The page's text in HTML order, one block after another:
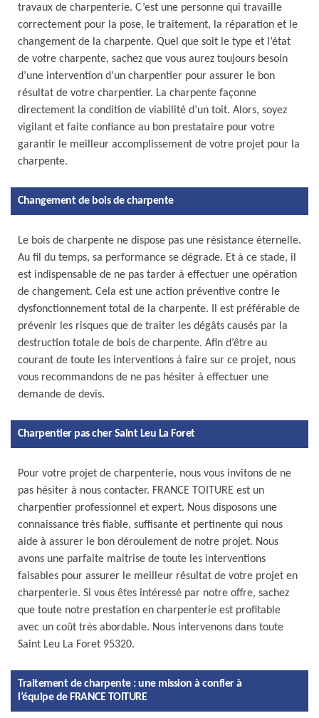
travaux de charpenterie. C’est une personne qui travaille
correctement pour la pose, le traitement, la réparation et le
changement de la charpente. Quel que soit le type et l’état
de votre charpente, sachez que vous aurez toujours besoin
d’une intervention d’un charpentier pour assurer le bon
résultat de votre charpentier. La charpente façonne
directement la condition de viabilité d’un toit. Alors, soyez
vigilant et faite confiance au bon prestataire pour votre
garantir le meilleur accomplissement de votre projet pour la
charpente.
Changement de bois de charpente
Le bois de charpente ne dispose pas une résistance éternelle.
Au fil du temps, sa performance se dégrade. Et à ce stade, il
est indispensable de ne pas tarder à effectuer une opération
de changement. Cela est une action préventive contre le
dysfonctionnement total de la charpente. Il est préférable de
prévenir les risques que de traiter les dégâts causés par la
destruction totale de bois de charpente. Afin d’être au
courant de toute les interventions à faire sur ce projet, nous
vous recommandons de ne pas hésiter à effectuer une
demande de devis.
Charpentier pas cher Saint Leu La Foret
Pour votre projet de charpenterie, nous vous invitons de ne
pas hésiter à nous contacter. FRANCE TOITURE est un
charpentier professionnel et expert. Nous disposons une
connaissance très fiable, suffisante et pertinente qui nous
aide à assurer le bon déroulement de notre projet. Nous
avons une parfaite maitrise de toute les interventions
faisables pour assurer le meilleur résultat de votre projet en
charpenterie. Si vous êtes intéressé par notre offre, sachez
que toute notre prestation en charpenterie est profitable
avec un coût très abordable. Nous intervenons dans toute
Saint Leu La Foret 95320.
Traitement de charpente : une mission à confier à
l’équipe de FRANCE TOITURE